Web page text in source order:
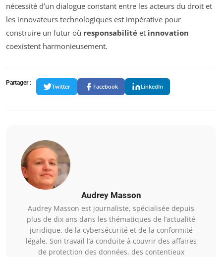
nécessité d’un dialogue constant entre les acteurs du droit et
les innovateurs technologiques est impérative pour
construire un futur où responsabilité et innovation
coexistent harmonieusement.
Partager :
Twitter Facebook LinkedIn
Audrey Masson
Audrey Masson est journaliste, spécialisée depuis
plus de dix ans dans les thématiques de l’actualité
juridique, de la cybersécurité et de la conformité
légale. Son travail l’a conduite à couvrir des affaires
de protection des données, des contentieux